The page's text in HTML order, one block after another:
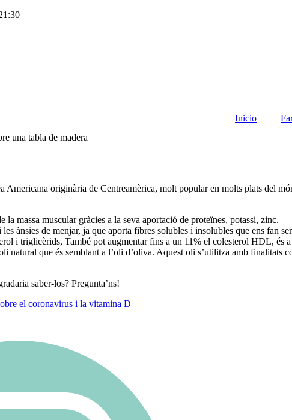
Inicio
Americana originària de Centreamèrica, molt popular en molts plats del
la massa muscular gràcies a la seva aportació de proteïnes, potassi, zinc.
ànsies de menjar, ja que aporta fibres solubles i insolubles que ens fan
i triglicèrids, També pot augmentar fins a un 11% el colesterol HDL, és
natural que és semblant a l’oli d’oliva. Aquest oli s’utilitza amb
saber-los? Pregunta’ns!
el coronavirus i la vitamina D